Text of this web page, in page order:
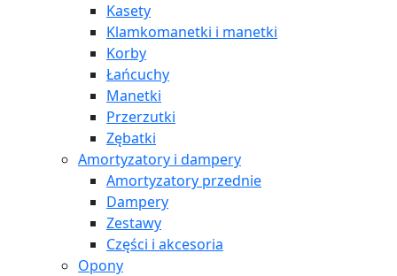
Kasety
Klamkomanetki i manetki
Korby
Łańcuchy
Manetki
Przerzutki
Zębatki
Amortyzatory i dampery
Amortyzatory przednie
Dampery
Zestawy
Części i akcesoria
Opony